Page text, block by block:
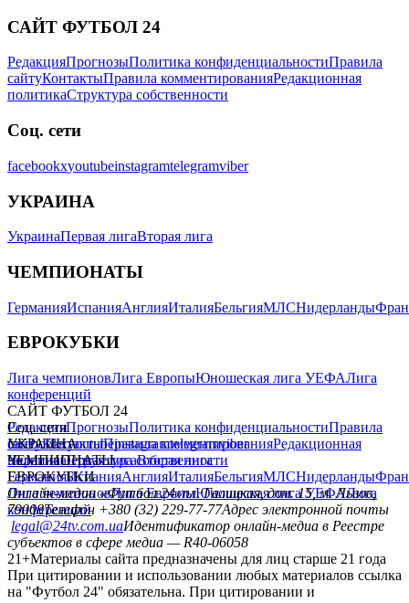
САЙТ ФУТБОЛ 24
РедакцияПрогнозыПолитика конфиденциальностиПравила
сайтуКонтактыПравила комментированияРедакционная
политикаСтруктура собственности
Соц. сети
facebookxyoutubeinstagramtelegramviber
УКРАИНА
УкраинаПервая лигаВторая лига
ЧЕМПИОНАТЫ
ГерманияИспанияАнглияИталияБельгияМЛСНидерланды
ЕВРОКУБКИ
Лига чемпионовЛига ЕвропыЮношеская лига УЕФАЛига
конференций
САЙТ ФУТБОЛ 24
РедакцияПрогнозыПолитика конфиденциальностиПравила
сайтуКонтактыПравила комментированияРедакционная
политикаСтруктура собственности
Соц. сети
facebookxyoutubeinstagramtelegramviber
УКРАИНА
УкраинаПервая лигаВторая лига
ЧЕМПИОНАТЫ
ГерманияИспанияАнглияИталияБельгияМЛСНидерланды
ЕВРОКУБКИ
Лига чемпионовЛига ЕвропыЮношеская лига УЕФАЛига
конференций
Онлайн-медиа «Футбол 24»пл. Галицкая, дом. 15, м. Львов,
79008Телефон +380 (32) 229-77-77Адрес электронной почты
legal@24tv.com.uaИдентификатор онлайн-медиа в Реестре
субъектов в сфере медиа — R40-06058
21+Материалы сайта предназначены для лиц старше 21 года
При цитировании и использовании любых материалов ссылка
на "Футбол 24" обязательна. При цитировании и